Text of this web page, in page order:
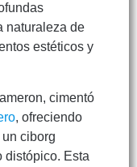
naturaleza de
estéticos y
cimentó
, ofreciendo
ciborg
distópico. Esta